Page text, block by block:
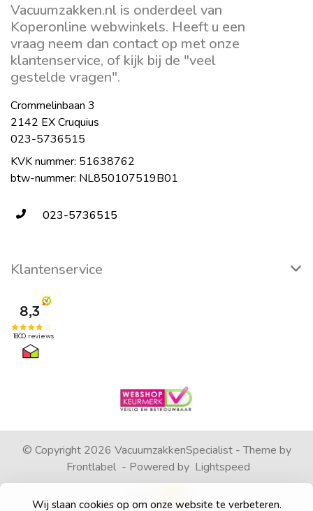
Wij slaan cookies op om onze website te verbeteren.
Vacuumzakken.nl is onderdeel van
Koperonline webwinkels. Heeft u een
vraag neem dan contact op met onze
klantenservice, of kijk bij de "veel
gestelde vragen".
Crommelinbaan 3
2142 EX Cruquius
023-5736515
KVK nummer: 51638762
btw-nummer: NL850107519B01
023-5736515
Klantenservice
© Copyright 2026 VacuumzakkenSpecialist - Theme by
Frontlabel - Powered by Lightspeed